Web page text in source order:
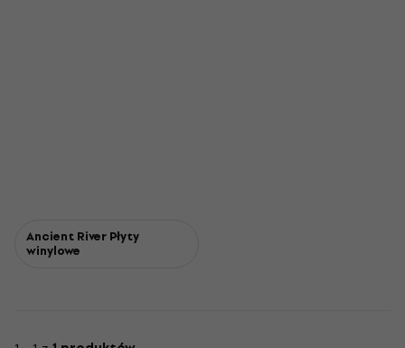
Ancient River Płyty
winylowe